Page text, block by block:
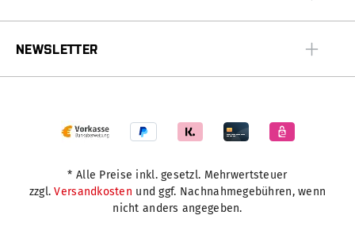
NEWSLETTER
* Alle Preise inkl. gesetzl. Mehrwertsteuer
zzgl.Versandkosten und ggf. Nachnahmegebühren, wenn
nicht anders angegeben.